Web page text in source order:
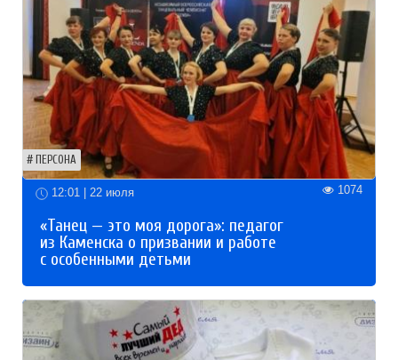
ПЕРСОНА
12:01 | 22 июля 1074
«Танец — это моя дорога»: педагог
из Каменска о призвании и работе
с особенными детьми